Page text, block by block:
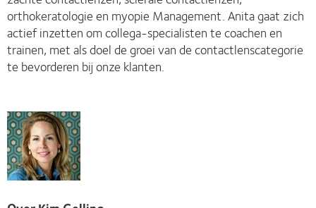
orthokeratologie en myopie Management. Anita gaat zich
actief inzetten om collega-specialisten te coachen en
trainen, met als doel de groei van de contactlenscategorie
te bevorderen bij onze klanten.